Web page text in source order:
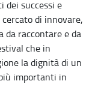
dei successi e
di innovare,
da raccontare e da
che in
la dignità di un
importanti in